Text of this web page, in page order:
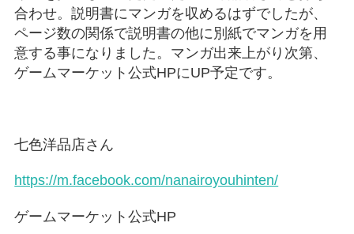
合わせ。説明書にマンガを収めるはずでしたが、
ページ数の関係で説明書の他に別紙でマンガを用
意する事になりました。マンガ出来上がり次第、
ゲームマーケット公式HPにUP予定です。
七色洋品店さん
https://m.facebook.com/nanairoyouhinten/
ゲームマーケット公式HP